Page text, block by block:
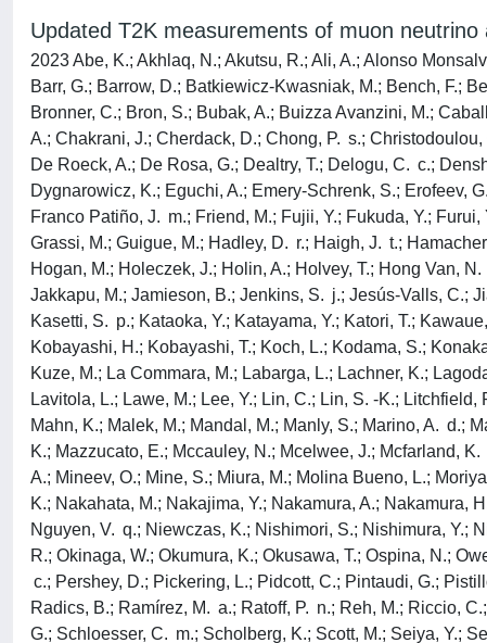
Updated T2K measurements of muon
2023 Abe, K.; Akhlaq, N.; Akutsu, R.; Ali, A.; Alonso
Barr, G.; Barrow, D.; Batkiewicz-Kwasniak, M.; Bench, F.;
Bronner, C.; Bron, S.; Bubak, A.; Buizza Avanzini, M.;
A.; Chakrani, J.; Cherdack, D.; Chong, P. s.;
De Roeck, A.; De Rosa, G.; Dealtry, T.; Delogu, C. c.;
Dygnarowicz, K.; Eguchi, A.; Emery-Schrenk, S.; Erofeev,
Franco Patiño, J. m.; Friend, M.; Fujii, Y.; Fukuda, Y.;
Grassi, M.; Guigue, M.; Hadley, D. r.; Haigh, J. t.;
Hogan, M.; Holeczek, J.; Holin, A.; Holvey, T.; Hong Van,
Jakkapu, M.; Jamieson, B.; Jenkins, S. j.; Jesús-Valls, C.;
Kasetti, S. p.; Kataoka, Y.; Katayama, Y.; Katori, T.;
Kobayashi, H.; Kobayashi, T.; Koch, L.; Kodama, S.;
Kuze, M.; La Commara, M.; Labarga, L.; Lachner, K.;
Lavitola, L.; Lawe, M.; Lee, Y.; Lin, C.; Lin, S. -K.;
Mahn, K.; Malek, M.; Mandal, M.; Manly, S.; Marino, A. d.;
K.; Mazzucato, E.; Mccauley, N.; Mcelwee, J.; Mcfarland,
A.; Mineev, O.; Mine, S.; Miura, M.; Molina Bueno, L.;
K.; Nakahata, M.; Nakajima, Y.; Nakamura, A.; Nakamura,
Nguyen, V. q.; Niewczas, K.; Nishimori, S.; Nishimura, Y.;
R.; Okinaga, W.; Okumura, K.; Okusawa, T.; Ospina, N.;
c.; Pershey, D.; Pickering, L.; Pidcott, C.; Pintaudi, G.;
Radics, B.; Ramírez, M. a.; Ratoff, P. n.; Reh, M.; Riccio,
G.; Schloesser, C. m.; Scholberg, K.; Scott, M.; Seiya, Y.;